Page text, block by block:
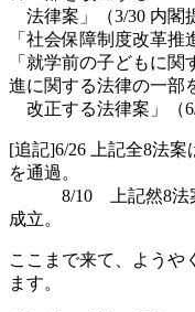
法律案」（3/30 内閣
「社会保障制度改革推
「就学前の子どもに
進に関する法律の一部
改正する法律案」（
[追記]6/26 上記全8法
を通過。
8/10 上記然8法案
成立。
ここまで来て、ようや
ます。